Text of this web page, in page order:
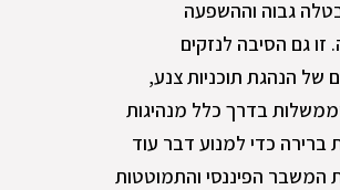
גבוה וההשפעה
זו גם הסיבה לנזקים
של הנהגת תוכניות צנע,
בדרך כלל מנהיגות
ברירה כדי למנוע דבר עוד
המשבר הפיננסי והתמוטטות